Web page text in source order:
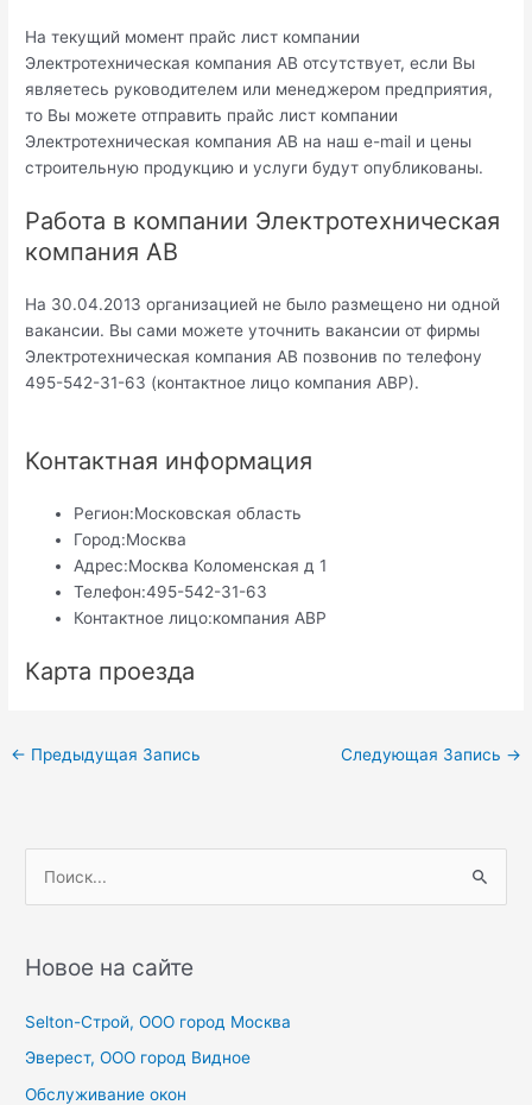
На текущий момент прайс лист компании
Электротехническая компания АВ отсутствует, если Вы
являетесь руководителем или менеджером предприятия,
то Вы можете отправить прайс лист компании
Электротехническая компания АВ на наш e-mail и цены
строительную продукцию и услуги будут опубликованы.
Работа в компании Электротехническая
компания АВ
На 30.04.2013 организацией не было размещено ни одной
вакансии. Вы сами можете уточнить вакансии от фирмы
Электротехническая компания АВ позвонив по телефону
495-542-31-63 (контактное лицо компания АВР).
Контактная информация
Регион:Московская область
Город:Москва
Адрес:Москва Коломенская д 1
Телефон:495-542-31-63
Контактное лицо:компания АВР
Карта проезда
Навигация
← Предыдущая Запись Следующая Запись →
с
:
Новое на сайте
Selton-Строй, OOO город Москва
Эверест, ООО город Видное
Обслуживание окон